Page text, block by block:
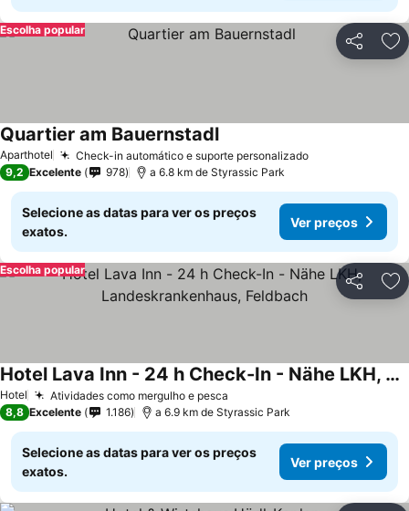
Partilhar
Escolha popular
Aparthotel Check-in automático e suporte personalizado
Quartier am Bauernstadl
9,2 Excelente 978 a 6.8 km de Styrassic Park
Selecione as datas para ver os preços
exatos.
Ver preços
Partilhar
Escolha popular
Hotel Atividades como mergulho e pesca
Hotel Lava Inn - 24 h Check-In - Nähe LKH, Landeskrankenhaus, Feldbach
8,8 Excelente 1.186 a 6.9 km de Styrassic Park
Selecione as datas para ver os preços
exatos.
Ver preços